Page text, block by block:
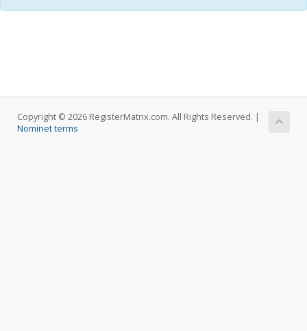
Copyright © 2026 RegisterMatrix.com. All Rights Reserved. |
Nominet terms